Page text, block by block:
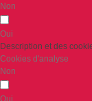
Non
Oui
Description et des
Cookies d'analyse
Non
Oui